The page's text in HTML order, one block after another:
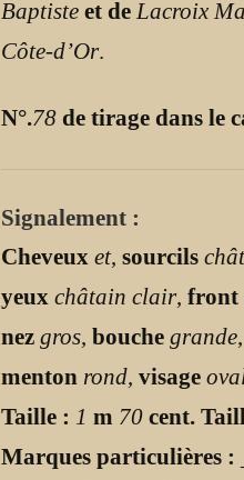
Baptiste et de Lacroix
Côte-d’Or.
N°.78 de tirage dans le
Signalement :
Cheveux et, sourcils
yeux châtain clair, front
nez gros, bouche grande,
menton rond, visage
Taille : 1 m 70 cent.
Marques particulières :